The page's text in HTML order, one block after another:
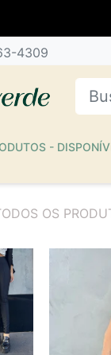
4309
-
OS